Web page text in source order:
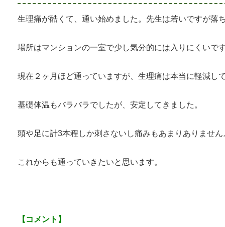
生理痛が酷くて、通い始めました。先生は若いですが落
場所はマンションの一室で少し気分的には入りにくいで
現在２ヶ月ほど通っていますが、生理痛は本当に軽減し
基礎体温もバラバラでしたが、安定してきました。
頭や足に計3本程しか刺さないし痛みもあまりありません
これからも通っていきたいと思います。
【コメント】